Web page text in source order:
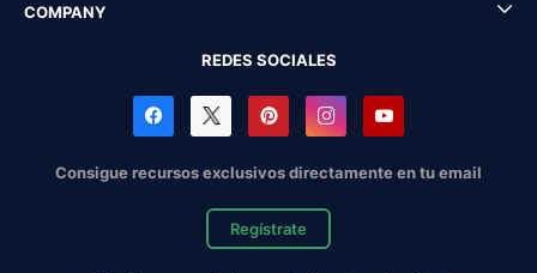
COMPANY
REDES SOCIALES
Consigue recursos exclusivos directamente en tu email
Regístrate